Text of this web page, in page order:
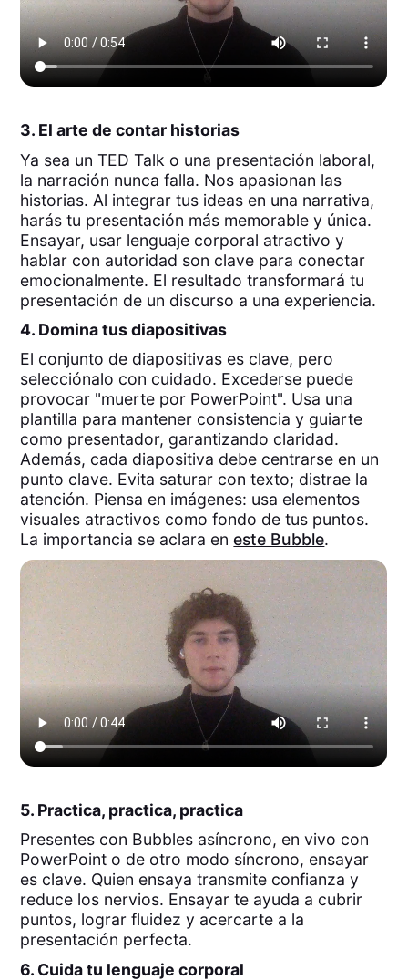
3. El arte de contar historias
Ya sea un TED Talk o una presentación laboral,
la narración nunca falla. Nos apasionan las
historias. Al integrar tus ideas en una narrativa,
harás tu presentación más memorable y única.
Ensayar, usar lenguaje corporal atractivo y
hablar con autoridad son clave para conectar
emocionalmente. El resultado transformará tu
presentación de un discurso a una experiencia.
4. Domina tus diapositivas
El conjunto de diapositivas es clave, pero
selecciónalo con cuidado. Excederse puede
provocar "muerte por PowerPoint". Usa una
plantilla para mantener consistencia y guiarte
como presentador, garantizando claridad.
Además, cada diapositiva debe centrarse en un
punto clave. Evita saturar con texto; distrae la
atención. Piensa en imágenes: usa elementos
visuales atractivos como fondo de tus puntos.
La importancia se aclara eneste Bubble.
5. Practica, practica, practica
Presentes con Bubbles asíncrono, en vivo con
PowerPoint o de otro modo síncrono, ensayar
es clave. Quien ensaya transmite confianza y
reduce los nervios. Ensayar te ayuda a cubrir
puntos, lograr fluidez y acercarte a la
presentación perfecta.
6. Cuida tu lenguaje corporal